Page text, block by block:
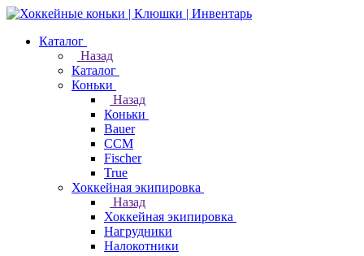
Каталог
Назад
Каталог
Коньки
Назад
Коньки
Bauer
CCM
Fischer
True
Хоккейная экипировка
Назад
Хоккейная экипировка
Нагрудники
Налокотники